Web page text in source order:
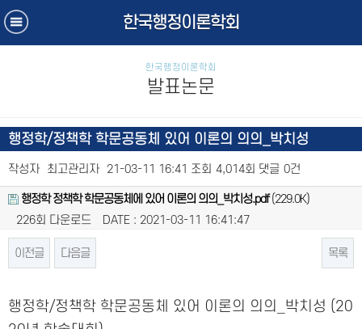
한국행정이론학회
한국행정이론학회
발표논문
행정학/정책학 학문공동체 있어 이론의 의의_박치성
작성자 최고관리자 21-03-11 16:41 조회 4,014회 댓글 0건
행정학 정책학 학문공동체에 있어 이론의 의의_박치성.pdf(229.0K)
226회 다운로드
DATE : 2021-03-11 16:41:47
이전글 다음글 목록
행정학/정책학 학문공동체 있어 이론의 의의_박치성 (20